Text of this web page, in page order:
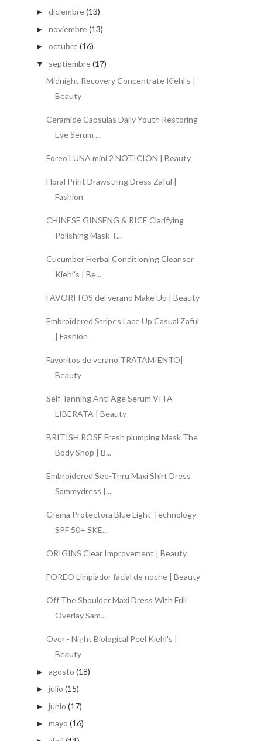
► diciembre(13)
► noviembre(13)
► octubre(16)
▼ septiembre(17)
Midnight Recovery Concentrate Kiehl's |
Beauty
Ceramide Capsulas Daily Youth Restoring
Eye Serum ...
Foreo LUNA mini 2 NOTICION | Beauty
Floral Print Drawstring Dress Zaful |
Fashion
CHINESE GINSENG & RICE Clarifying
Polishing Mask T...
Cucumber Herbal Conditioning Cleanser
Kiehl's | Be...
FAVORITOS del verano Make Up | Beauty
Embroidered Stripes Lace Up Casual Zaful
| Fashion
Favoritos de verano TRATAMIENTO|
Beauty
Self Tanning Anti Age Serum VITA
LIBERATA | Beauty
BRITISH ROSE Fresh plumping Mask The
Body Shop | B...
Embroidered See-Thru Maxi Shirt Dress
Sammydress |...
Crema Protectora Blue Light Technology
SPF 50+ SKE...
ORIGINS Clear Improvement | Beauty
FOREO Limpiador facial de noche | Beauty
Off The Shoulder Maxi Dress With Frill
Overlay Sam...
Over - Night Biological Peel Kiehl's |
Beauty
► agosto (18)
► julio (15)
► junio (17)
► mayo (16)